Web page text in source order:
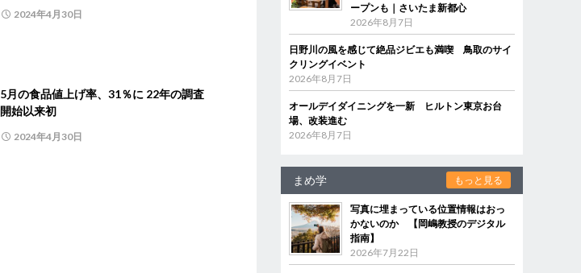
2024年4月30日
5月の食品値上げ率、31％に 22年の調査
開始以来初
2024年4月30日
ープンも｜さいたま新都心
2026年8月7日
日野川の風を感じて絶品ジビエも満喫 鳥取のサイ
クリングイベント
2026年8月7日
オールデイダイニングを一新 ヒルトン東京お台
場、改装進む
2026年8月7日
まめ学 もっと見る
写真に埋まっている位置情報はおっ
かないのか 【岡嶋教授のデジタル
指南】
2026年7月22日